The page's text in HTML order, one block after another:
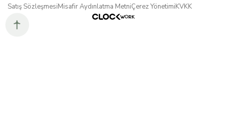
Satış SözleşmesiMisafir Aydınlatma MetniÇerez YönetimiKVKK